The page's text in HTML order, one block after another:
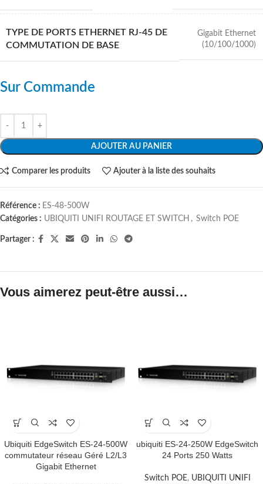
TYPE DE PORTS ETHERNET RJ-45 DE
COMMUTATION DE BASE
Gigabit Ethernet
(10/100/1000)
Sur Commande
AJOUTER AU PANIER
Comparer les produits Ajouter à la liste des souhaits
Référence : ES-48-500W
Catégories : UBIQUITI UNIFI ROUTAGE ET SWITCH , Switch POE
Partager :
Vous aimerez peut-être aussi…
Ubiquiti EdgeSwitch ES-24-500W
commutateur réseau Géré L2/L3
Gigabit Ethernet
ubiquiti ES-24-250W EdgeSwitch
24 Ports 250 Watts
Switch POE, UBIQUITI UNIFI